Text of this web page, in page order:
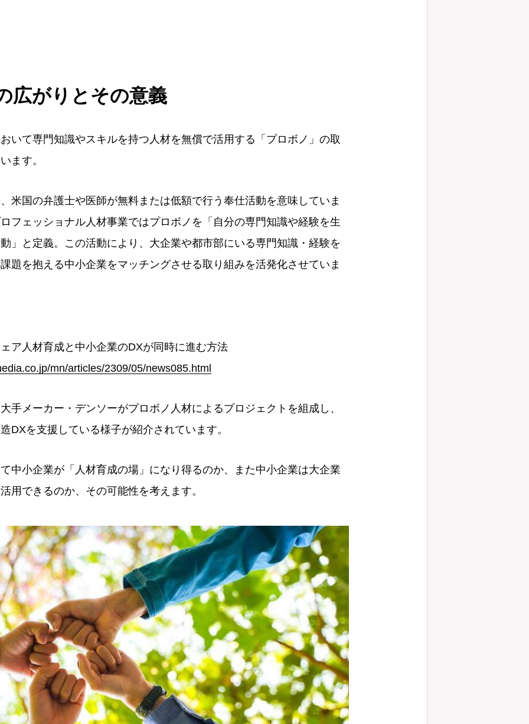
広がりとその意義
いて専門知識やスキルを持つ人材を無償で活用する「プロボノ」の取
ます。
米国の弁護士や医師が無料または低額で行う奉仕活動を意味していま
フェッショナル人材事業ではプロボノを「自分の専門知識や経験を生
」と定義。この活動により、大企業や都市部にいる専門知識・経験を
題を抱える中小企業をマッチングさせる取り組みを活発化させていま
ア人材育成と中小企業のDXが同時に進む方法
mn/articles/2309/05/news085.html
手メーカー・デンソーがプロボノ人材によるプロジェクトを組成し、
DXを支援している様子が紹介されています。
中小企業が「人材育成の場」になり得るのか、また中小企業は大企業
用できるのか、その可能性を考えます。